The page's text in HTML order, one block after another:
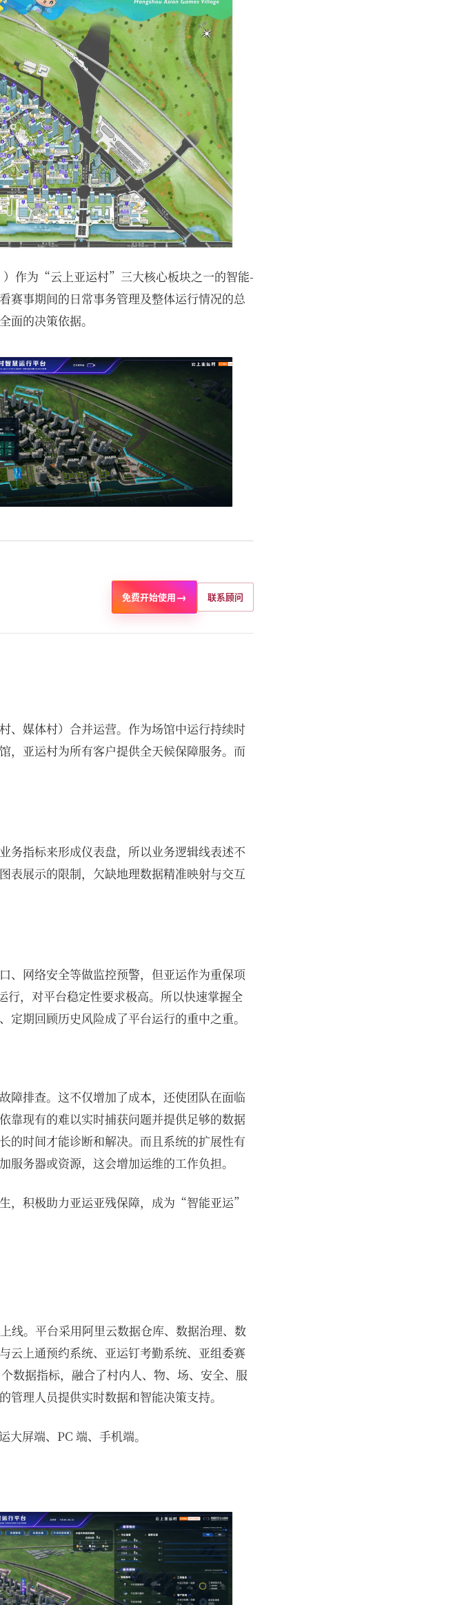
作为“云上亚运村”三大核心板块之一的智能-
事期间的日常事务管理及整体运行情况的总
面的决策依据。
免费开始使用→ 联系顾问
、媒体村）合并运营。作为场馆中运行持续时
，亚运村为所有客户提供全天候保障服务。而
务指标来形成仪表盘，所以业务逻辑线表述不
表展示的限制，欠缺地理数据精准映射与交互
、网络安全等做监控预警，但亚运作为重保项
，对平台稳定性要求极高。所以快速掌握全
期回顾历史风险成了平台运行的重中之重。
障排查。这不仅增加了成本，还使团队在面临
靠现有的难以实时捕获问题并提供足够的数据
的时间才能诊断和解决。而且系统的扩展性有
务器或资源，这会增加运维的工作负担。
，积极助力亚运亚残保障，成为“智能亚运”
线。平台采用阿里云数据仓库、数据治理、数
云上通预约系统、亚运钉考勤系统、亚组委赛
数据指标，融合了村内人、物、场、安全、服
理人员提供实时数据和智能决策支持。
屏端、PC 端、手机端。